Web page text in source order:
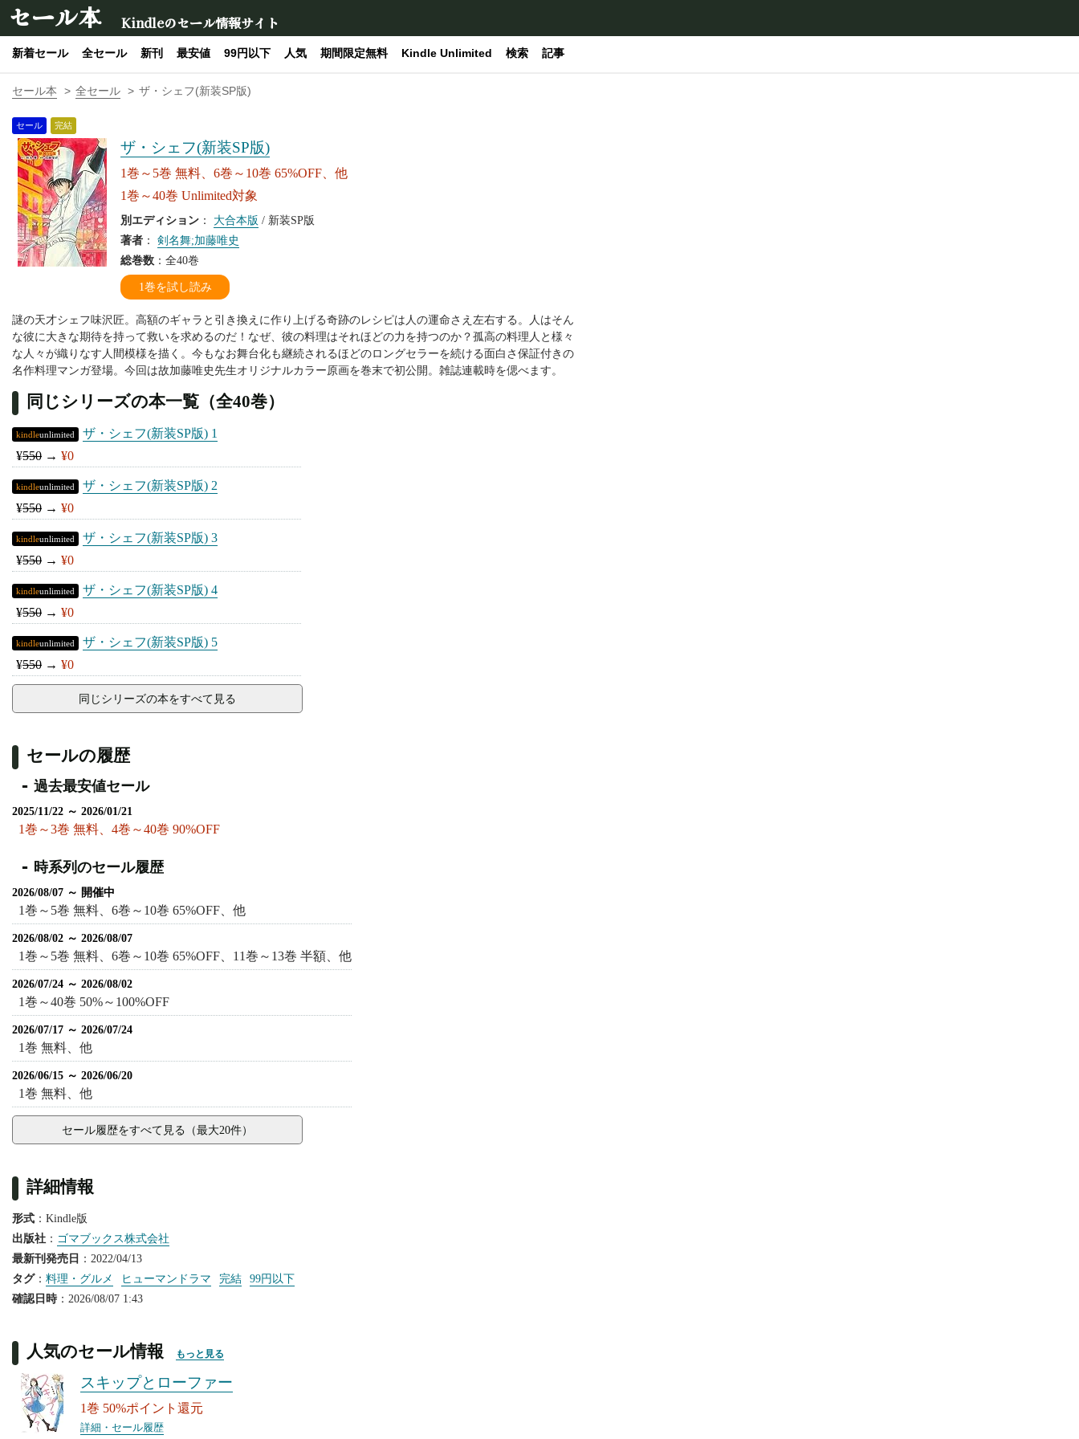
セール本 Kindleのセール情報サイト
新着セール 全セール 新刊 最安値 99円以下 人気 期間限定無料 Kindle Unlimited 検索 記事
セール本 全セール ザ・シェフ(新装SP版)
セール 完結
ザ・シェフ(新装SP版)
1巻～5巻 無料、6巻～10巻 65%OFF、他
1巻～40巻 Unlimited対象
別エディション ： 大合本版 / 新装SP版
著者 ： 剣名舞;加藤唯史
総巻数 ：全40巻
1巻を試し読み
謎の天才シェフ味沢匠。高額のギャラと引き換えに作り上げる奇跡のレシピは人の運命さえ左右する。人はそん
な彼に大きな期待を持って救いを求めるのだ！なぜ、彼の料理はそれほどの力を持つのか？孤高の料理人と様々
な人々が織りなす人間模様を描く。今もなお舞台化も継続されるほどのロングセラーを続ける面白さ保証付きの
名作料理マンガ登場。今回は故加藤唯史先生オリジナルカラー原画を巻末で初公開。雑誌連載時を偲べます。
同じシリーズの本一覧（全40巻）
kindleunlimited
ザ・シェフ(新装SP版) 1
¥550 → ¥0
kindleunlimited
ザ・シェフ(新装SP版) 2
¥550 → ¥0
kindleunlimited
ザ・シェフ(新装SP版) 3
¥550 → ¥0
kindleunlimited
ザ・シェフ(新装SP版) 4
¥550 → ¥0
kindleunlimited
ザ・シェフ(新装SP版) 5
¥550 → ¥0
同じシリーズの本をすべて見る
セールの履歴
過去最安値セール
2025/11/22 ～ 2026/01/21
1巻～3巻 無料、4巻～40巻 90%OFF
時系列のセール履歴
2026/08/07 ～ 開催中
1巻～5巻 無料、6巻～10巻 65%OFF、他
2026/08/02 ～ 2026/08/07
1巻～5巻 無料、6巻～10巻 65%OFF、11巻～13巻 半額、他
2026/07/24 ～ 2026/08/02
1巻～40巻 50%～100%OFF
2026/07/17 ～ 2026/07/24
1巻 無料、他
2026/06/15 ～ 2026/06/20
1巻 無料、他
セール履歴をすべて見る（最大20件）
詳細情報
形式 ：Kindle版
出版社 ： ゴマブックス株式会社
最新刊発売日 ：2022/04/13
タグ： 料理・グルメ ヒューマンドラマ 完結
99円以下
確認日時：2026/08/07 1:43
人気のセール情報 もっと見る
スキップとローファー
1巻 50%ポイント還元
詳細・セール履歴